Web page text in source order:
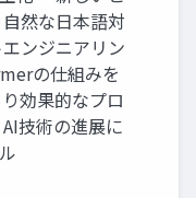
然な日本語対
ンジニアリン
の仕組みを
効果的なプロ
技術の進展に